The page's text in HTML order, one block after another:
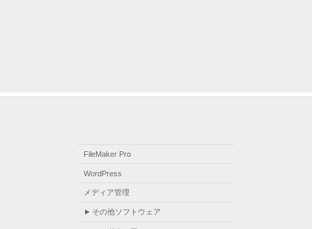
FileMaker Pro
WordPress
メディア管理
その他ソフトウェア